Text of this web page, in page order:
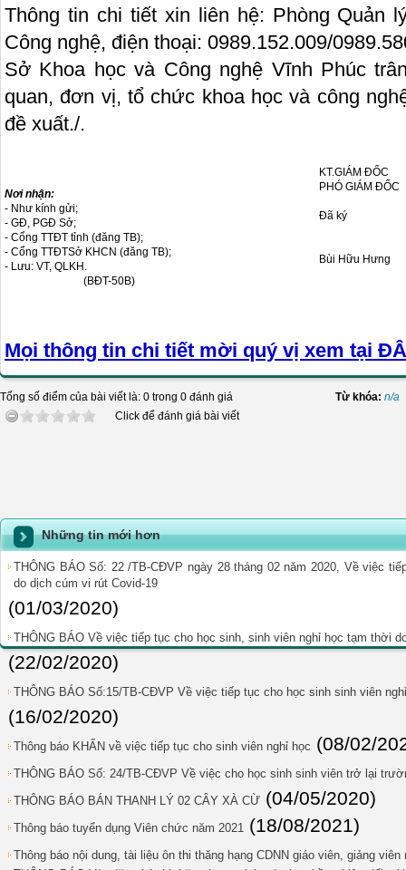
Thông tin chi tiết xin liên hệ: Phòng Quản
Công nghệ, điện thoại: 0989.152.009/
Sở Khoa học và Công nghệ Vĩnh Phúc
quan, đơn vị, tổ chức khoa học và công
đề xuất./.
Nơi nhận:
- Như kính gửi;
- GĐ, PGĐ Sở;
- Cổng TTĐT tỉnh (đăng TB);
- Cổng TTĐTSở KHCN (đăng TB);
- Lưu: VT, QLKH.
(BĐT-50B)
KT.GIÁM ĐỐC
PHÓ GIÁM ĐỐC
Đã ký
Bùi Hữu Hưng
Mọi thông tin chi tiết mời quý vị xem tại
Tổng số điểm của bài viết là: 0 trong 0 đánh giá
Click để đánh giá bài viết
Từ khóa: n/a
Những tin mới hơn
THÔNG BÁO Số: 22 /TB-CĐVP ngày 28 tháng 02 năm 2020, Về việc
do dịch cúm vi rút Covid-19
(01/03/2020)
THÔNG BÁO Về việc tiếp tục cho học sinh, sinh viên nghỉ học tạm thời
(22/02/2020)
THÔNG BÁO Số:15/TB-CĐVP Về việc tiếp tục cho học sinh sinh viên
(16/02/2020)
Thông báo KHẨN về việc tiếp tục cho sinh viên nghỉ học (08/02/
THÔNG BÁO Số: 24/TB-CĐVP Về việc cho học sinh sinh viên trở lại
THÔNG BÁO BÁN THANH LÝ 02 CÂY XÀ CỪ (04/05/2020)
Thông báo tuyển dụng Viên chức năm 2021 (18/08/2021)
Thông báo nội dung, tài liệu ôn thi thăng hạng CDNN giáo viên, giảng viên